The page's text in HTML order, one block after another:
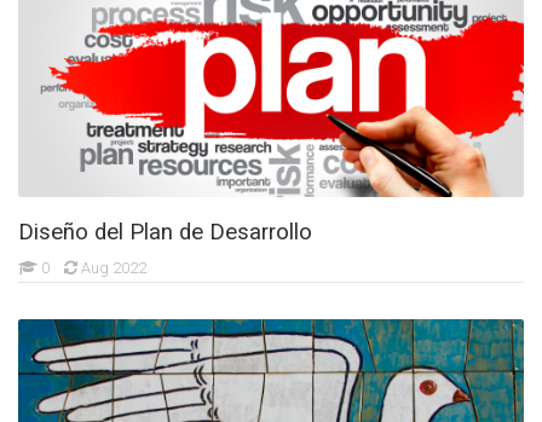
Diseño del Plan de Desarrollo
0 Aug 2022